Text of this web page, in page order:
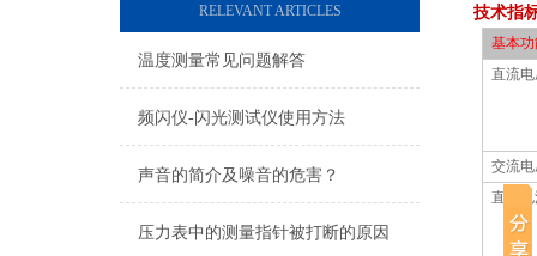
RELEVANT ARTICLES
温度测量常见问题解答
频闪仪-闪光测试仪使用方法
声音的简介及噪音的危害？
压力表中的测量指针被打断的原因
技术指
基本
直流
交流
直流